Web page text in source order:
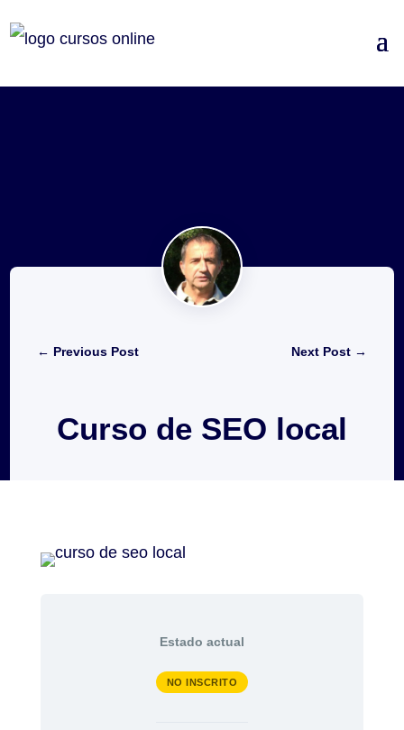
← Previous Post Next Post→
Curso de SEO local
Estado actual
NO INSCRITO